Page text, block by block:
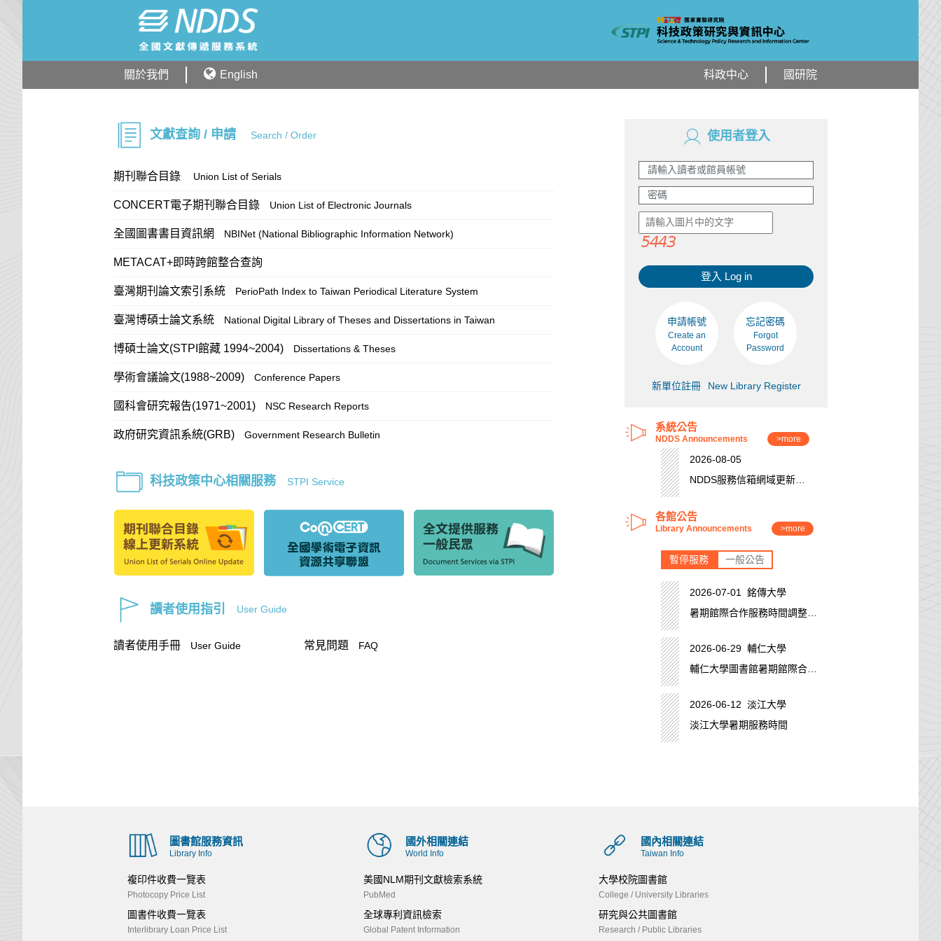
關於我們 English 科政中心 國研院
文獻查詢 / 申請 Search / Order
期刊聯合目錄 Union List of Serials
CONCERT電子期刊聯合目錄 Union List of Electronic Journals
全國圖書書目資訊網 NBINet (National Bibliographic Information Network)
METACAT+即時跨館整合查詢
臺灣期刊論文索引系統 PerioPath Index to Taiwan Periodical Literature System
臺灣博碩士論文系統 National Digital Library of Theses and Dissertations in Taiwan
博碩士論文(STPI館藏 1994~2004) Dissertations & Theses
學術會議論文(1988~2009) Conference Papers
國科會研究報告(1971~2001) NSC Research Reports
政府研究資訊系統(GRB) Government Research Bulletin
科技政策中心相關服務 STPI Service
讀者使用指引 User Guide
讀者使用手冊 User Guide 常見問題 FAQ
使用者登入
申請帳號
Create an
Account
忘記密碼
Forgot
Password
新單位註冊 New Library Register
系統公告
NDDS Announcements >more
2026-08-05
NDDS服務信箱網域更新
各館公告
Library Announcements >more
暫停服務 一般公告
2026-07-01 銘傳大學
暑期館際合作服務時間調整公
2026-06-29 輔仁大學
輔仁大學圖書館暑期館際合作
2026-06-12 淡江大學
淡江大學暑期服務時間
圖書館服務資訊
Library Info
複印件收費一覽表
Photocopy Price List
圖書件收費一覽表
Interlibrary Loan Price List
國外相關連結
World Info
美國NLM期刊文獻檢索系統
PubMed
全球專利資訊檢索
Global Patent Information
國內相關連結
Taiwan Info
大學校院圖書館
College / University Libraries
研究與公共圖書館
Research / Public Libraries